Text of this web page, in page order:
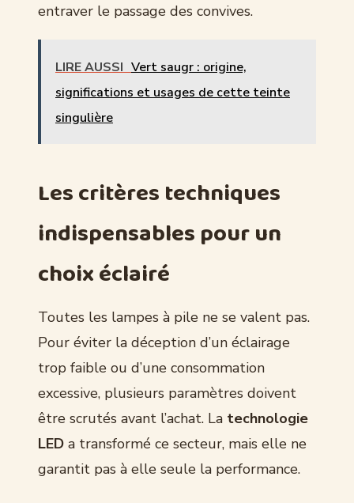
entraver le passage des convives.
LIRE AUSSI Vert saugr : origine,
significations et usages de cette teinte
singulière
Les critères techniques
indispensables pour un
choix éclairé
Toutes les lampes à pile ne se valent pas.
Pour éviter la déception d’un éclairage
trop faible ou d’une consommation
excessive, plusieurs paramètres doivent
être scrutés avant l’achat. La technologie
LED a transformé ce secteur, mais elle ne
garantit pas à elle seule la performance.